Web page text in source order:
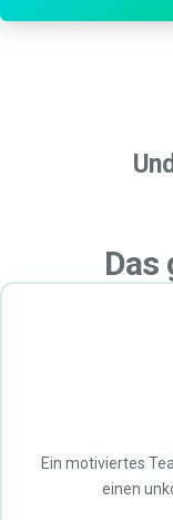
Das
Ein motiviertes
einen